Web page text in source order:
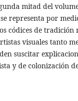
mitad del
representa por
códices de
visuales tanto
suscitar
y de colonización